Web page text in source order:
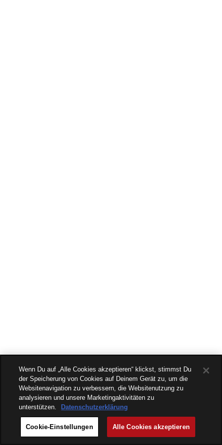
Wenn Du auf „Alle Cookies akzeptieren“ klickst, stimmst Du
der Speicherung von Cookies auf Deinem Gerät zu, um die
Websitenavigation zu verbessern, die Websitenutzung zu
analysieren und unsere Marketingaktivitäten zu
unterstützen.
Datenschutzerklärung
Cookie-Einstellungen Alle Cookies akzeptieren